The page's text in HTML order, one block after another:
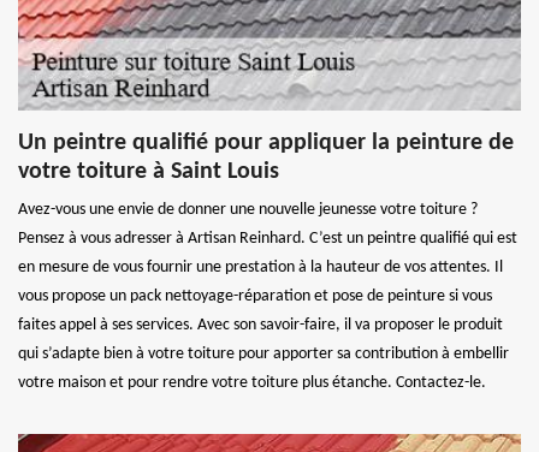
Un peintre qualifié pour appliquer la peinture de
votre toiture à Saint Louis
Avez-vous une envie de donner une nouvelle jeunesse votre toiture ?
Pensez à vous adresser à Artisan Reinhard. C’est un peintre qualifié qui est
en mesure de vous fournir une prestation à la hauteur de vos attentes. Il
vous propose un pack nettoyage-réparation et pose de peinture si vous
faites appel à ses services. Avec son savoir-faire, il va proposer le produit
qui s’adapte bien à votre toiture pour apporter sa contribution à embellir
votre maison et pour rendre votre toiture plus étanche. Contactez-le.